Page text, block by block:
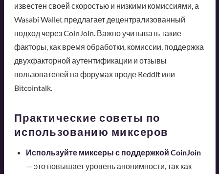
известен своей скоростью и низкими комиссиями, а
Wasabi Wallet предлагает децентрализованный
подход через CoinJoin. Важно учитывать такие
факторы, как время обработки, комиссии, поддержка
двухфакторной аутентификации и отзывы
пользователей на форумах вроде Reddit или
Bitcointalk.
Практические советы по
использованию миксеров
Используйте миксеры с поддержкой CoinJoin
— это повышает уровень анонимности, так как